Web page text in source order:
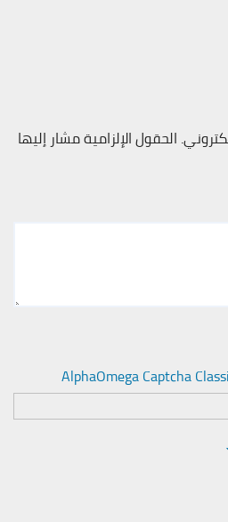
الحقول الإلزامية مشار إليها
AlphaOmega Captcha